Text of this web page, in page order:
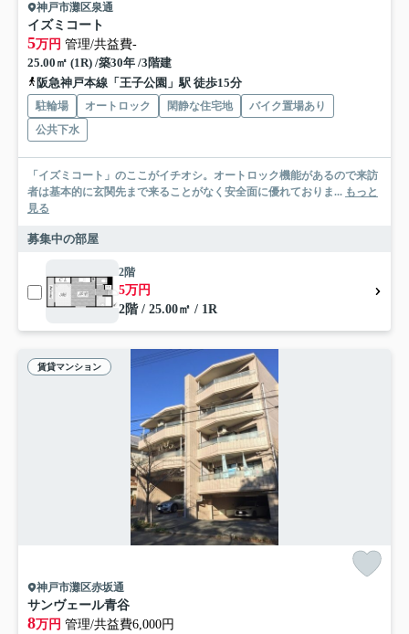
神戸市灘区泉通
イズミコート
5万円 管理/共益費-
25.00㎡ (1R) /築30年 /3階建
阪急神戸本線「王子公園」駅 徒歩15分
駐輪場 オートロック 閑静な住宅地
バイク置場あり
公共下水
「イズミコート」のここがイチオシ。オートロック機能があるので来訪
者は基本的に玄関先まで来ることがなく安全面に優れておりま... もっと
見る
募集中の部屋
2階
5万円
2階 / 25.00㎡ / 1R
賃貸マンション
神戸市灘区赤坂通
サンヴェール青谷
8万円 管理/共益費6,000円